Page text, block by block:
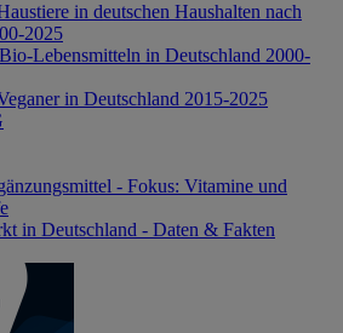
in deutschen Haushalten nach
2025
Lebensmitteln in Deutschland 2000-
in Deutschland 2015-2025
- Fokus: Vitamine und
in Deutschland - Daten & Fakten